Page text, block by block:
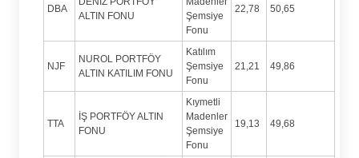
DBA
ALTIN FONU
Şemsiye
Fonu
22,78 50,65
NJF
NUROL PORTFÖY
ALTIN KATILIM FONU
Katılım
Şemsiye
Fonu
21,21 49,86
TTA
İŞ PORTFÖY ALTIN
FONU
Kıymetli
Madenler
Şemsiye
Fonu
19,13 49,68